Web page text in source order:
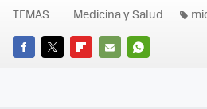
FACEBOOK
TWITTERFLIPBOARD
E-
WHATSAPP
TEMAS Medicina y Salud